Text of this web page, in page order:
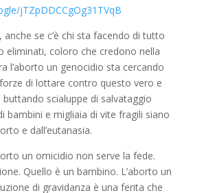
jTZpDDCCgOg31TVqB
anche se c’è chi sta facendo di tutto
eliminati, coloro che credono nella
l’aborto un genocidio sta cercando
di lottare contro questo vero e
scialuppe di salvataggio
bambini e migliaia di vite fragili siano
e dall’eutanasia.
un omicidio non serve la fede.
Quello è un bambino. L’aborto un
di gravidanza è una ferita che